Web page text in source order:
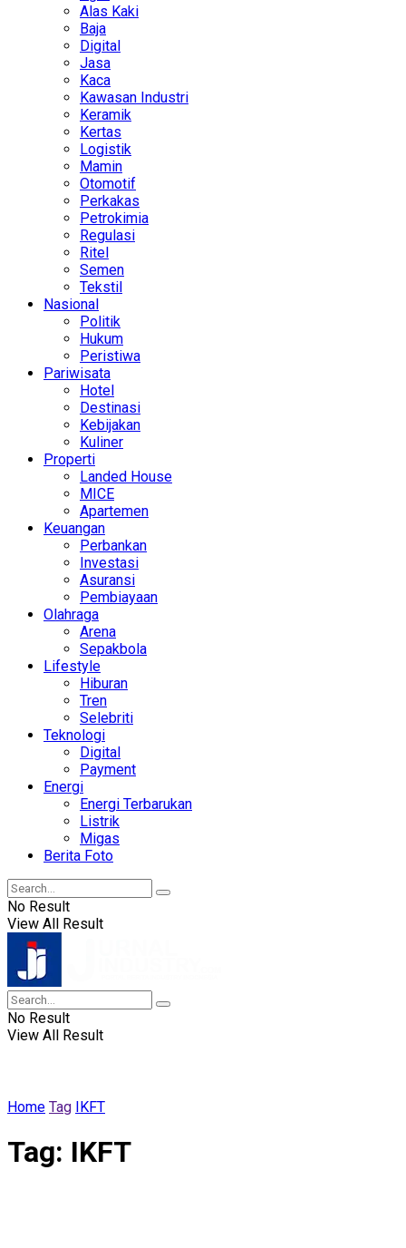
Alas Kaki
Baja
Digital
Jasa
Kaca
Kawasan Industri
Keramik
Kertas
Logistik
Mamin
Otomotif
Perkakas
Petrokimia
Regulasi
Ritel
Semen
Tekstil
Nasional
Politik
Hukum
Peristiwa
Pariwisata
Hotel
Destinasi
Kebijakan
Kuliner
Properti
Landed House
MICE
Apartemen
Keuangan
Perbankan
Investasi
Asuransi
Pembiayaan
Olahraga
Arena
Sepakbola
Lifestyle
Hiburan
Tren
Selebriti
Teknologi
Digital
Payment
Energi
Energi Terbarukan
Listrik
Migas
Berita Foto
No Result
View All Result
No Result
View All Result
Home Tag IKFT
Tag: IKFT